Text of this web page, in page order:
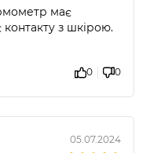
має
з шкірою.
0 0
05.07.2024